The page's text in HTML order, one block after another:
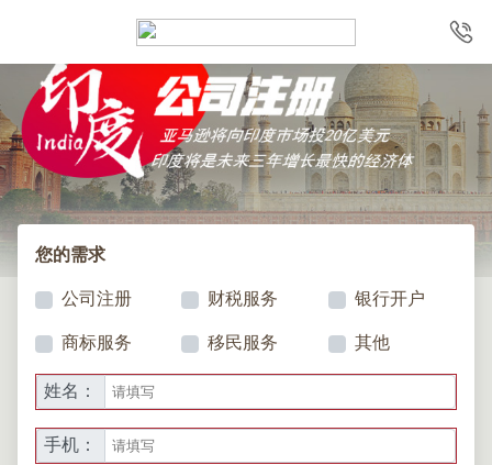
您的需求
公司注册 财税服务 银行开户
商标服务 移民服务 其他
姓名：
手机：